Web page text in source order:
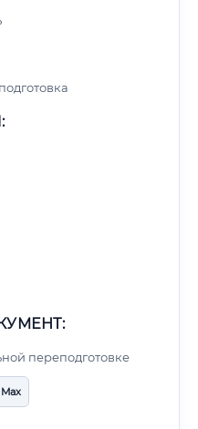
переподготовке